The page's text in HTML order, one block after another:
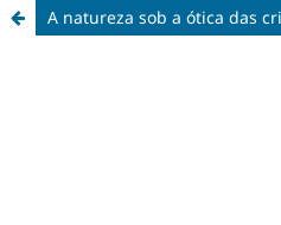
A natureza sob a ótica das